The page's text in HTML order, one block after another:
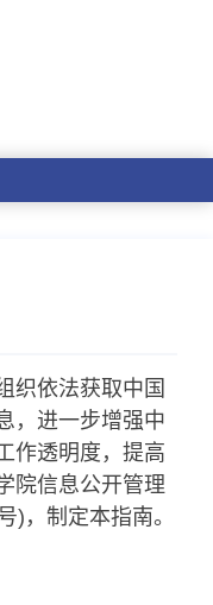
织依法获取中国
，进一步增强中
作透明度，提高
院信息公开管理
)，制定本指南。